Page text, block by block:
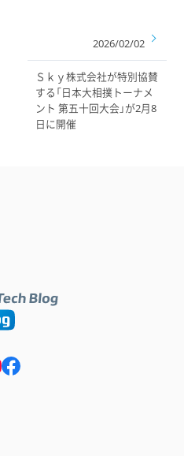
2026/02/02
Ｓｋｙ株式会社が特別協賛
する「日本大相撲トーナメ
ント 第五十回大会」が2月8
日に開催